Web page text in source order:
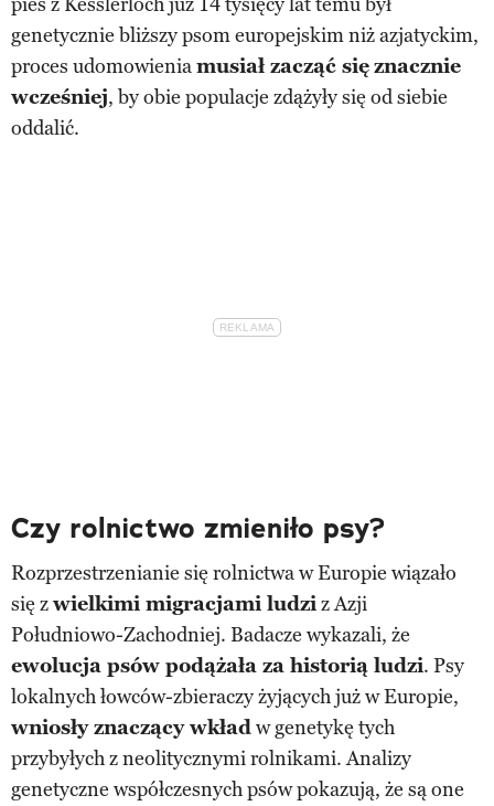
genetycznie bliższy psom europejskim niż azjatyckim,
proces udomowieniamusiał zacząć sięznacznie
wcześniej, by obie populacje zdążyły się od siebie
oddalić.
Czy rolnictwo zmieniło psy?
Rozprzestrzenianie się rolnictwa w Europie wiązało
się zwielkimi migracjami ludziz Azji
Południowo-Zachodniej. Badacze wykazali, że
ewolucja psów podążała za historią ludzi. Psy
lokalnych łowców-zbieraczy żyjących już w Europie,
wniosły znaczący wkładw genetykę tych
przybyłych z neolitycznymi rolnikami. Analizy
genetyczne współczesnych psów pokazują, że są one